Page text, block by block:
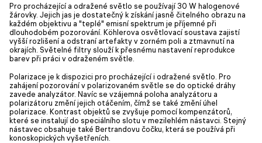
Pro procházející a odražené světlo se používají 30 W halogenové
žárovky. Jejich jas je dostatečný k získání jasně čitelného obrazu na
každém objektivu a "teplé" emisní spektrum je příjemné při
dlouhodobém pozorování. Köhlerova osvětlovací soustava zajistí
vyšší rozlišení a odstraní artefakty v zorném poli a ztmavnutí na
okrajích. Světelné filtry slouží k přesnému nastavení reprodukce
barev při práci v odraženém světle.
Polarizace je k dispozici pro procházející i odražené světlo. Pro
zahájení pozorování v polarizovaném světle se do optické dráhy
zavede analyzátor. Navíc se vzájemná poloha analyzátoru a
polarizátoru změní jejich otáčením, čímž se také změní úhel
polarizace. Kontrast objektů se zvyšuje pomocí kompenzátorů,
které se instalují do speciálního slotu v mezilehlém nástavci. Stejný
nástavec obsahuje také Bertrandovu čočku, která se používá při
konoskopických vyšetřeních.